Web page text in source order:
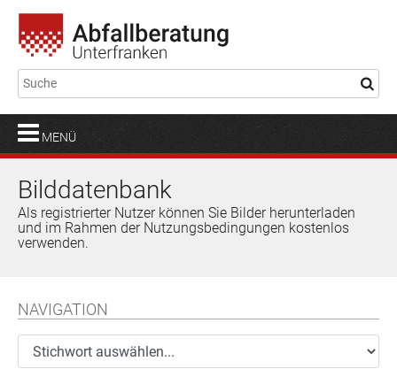
MENÜ
Bilddatenbank
Als registrierter Nutzer können Sie Bilder herunterladen
und im Rahmen der Nutzungsbedingungen kostenlos
verwenden.
NAVIGATION